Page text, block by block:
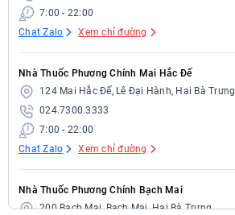
7:00 - 22:00
Chat Zalo
Xem chỉ đường
Nhà Thuốc Phương Chính Mai Hắc Đế
124 Mai Hắc Đế, Lê Đại Hành, Hai Bà Trưng
024.7300.3333
7:00 - 22:00
Chat Zalo
Xem chỉ đường
Nhà Thuốc Phương Chính Bạch Mai
200 Bạch Mai, Bạch Mai, Hai Bà Trưng